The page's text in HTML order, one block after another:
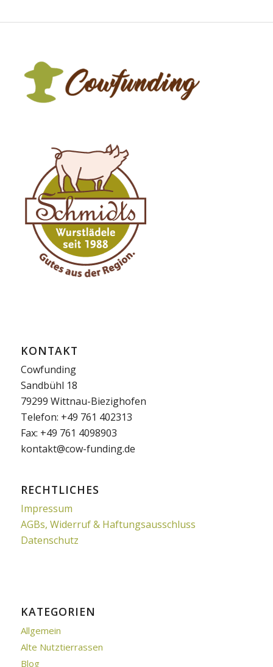
KONTAKT
Cowfunding
Sandbühl 18
79299 Wittnau-Biezighofen
Telefon: +49 761 402313
Fax: +49 761 4098903
kontakt@cow-funding.de
RECHTLICHES
Impressum
AGBs, Widerruf & Haftungsausschluss
Datenschutz
KATEGORIEN
Allgemein
Alte Nutztierrassen
Blog